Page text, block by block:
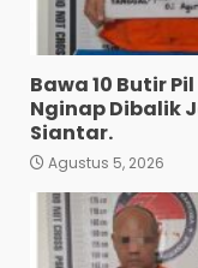
Bawa 10 Butir
Nginap Dibalik
Siantar.
Agustus 5, 2026
3